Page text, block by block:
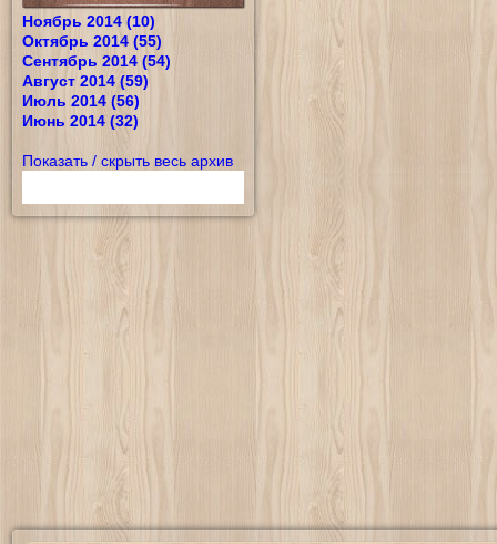
Ноябрь 2014 (10)
Октябрь 2014 (55)
Сентябрь 2014 (54)
Август 2014 (59)
Июль 2014 (56)
Июнь 2014 (32)
Показать / скрыть весь архив